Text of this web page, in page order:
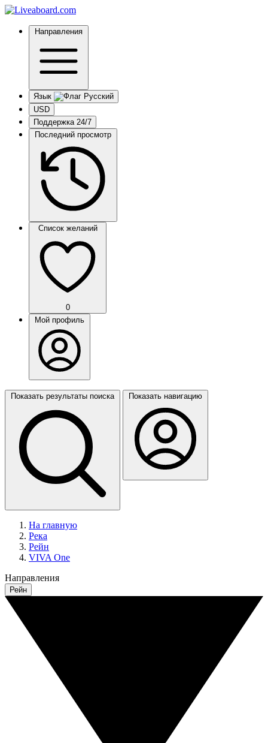
Направления
Язык
USD
Поддержка 24/7
Последний просмотр
Список желаний
0
Мой профиль
Показать результаты поиска Показать навигацию
На главную
Река
Рейн
VIVA One
Направления
Рейн